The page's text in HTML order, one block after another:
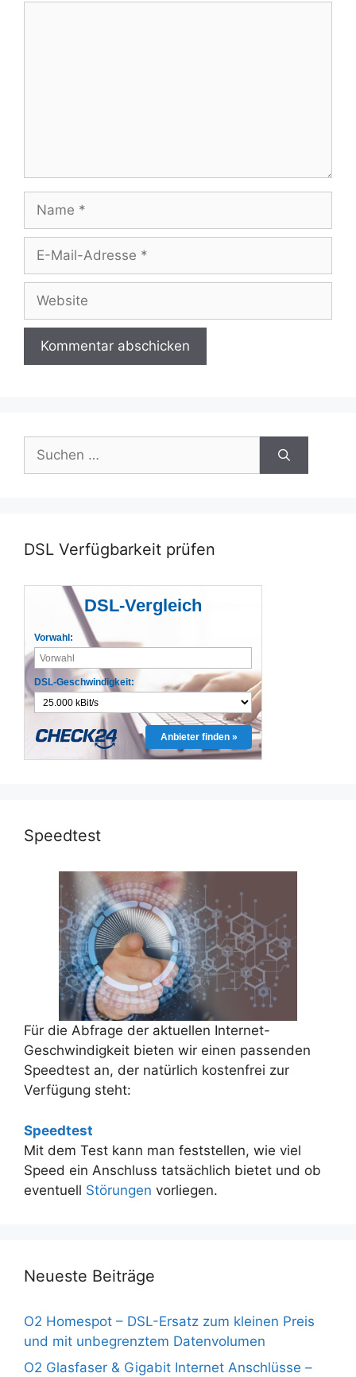
Name
Adresse
Website
Suchen
nach:
DSL Verfügbarkeit prüfen
DSL-Vergleich
Vorwahl:
DSL-Geschwindigkeit:
Anbieter finden »
Speedtest
Für die Abfrage der aktuellen Internet-
Geschwindigkeit bieten wir einen passenden
Speedtest an, der natürlich kostenfrei zur
Verfügung steht:
Speedtest
Mit dem Test kann man feststellen, wie viel
Speed ein Anschluss tatsächlich bietet und ob
eventuell Störungen vorliegen.
Neueste Beiträge
O2 Homespot – DSL-Ersatz zum kleinen Preis
und mit unbegrenztem Datenvolumen
O2 Glasfaser & Gigabit Internet Anschlüsse –